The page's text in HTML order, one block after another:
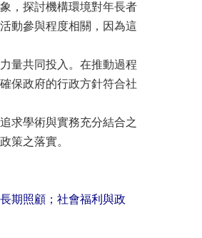
，探討機構環境對年長者
動參與程度相關，因為這
量共同投入。在推動過程
保政府的行政方針符合社
求學術與實務充分結合之
策之落實。
期照顧；社會福利與政